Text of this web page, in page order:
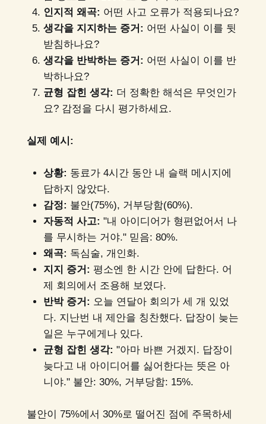
인지적 왜곡: 어떤 사고 오류가 적용되나요?
생각을 지지하는 증거: 어떤 사실이 이를 뒷
받침하나요?
생각을 반박하는 증거: 어떤 사실이 이를 반
박하나요?
균형 잡힌 생각: 더 정확한 해석은 무엇인가
요? 감정을 다시 평가하세요.
실제 예시:
상황: 동료가 4시간 동안 내 슬랙 메시지에
답하지 않았다.
감정: 불안(75%), 거부당함(60%).
자동적 사고: "내 아이디어가 형편없어서 나
를 무시하는 거야." 믿음: 80%.
왜곡: 독심술, 개인화.
지지 증거: 평소엔 한 시간 안에 답한다. 어
제 회의에서 조용해 보였다.
반박 증거: 오늘 연달아 회의가 세 개 있었
다. 지난번 내 제안을 칭찬했다. 답장이 늦는
일은 누구에게나 있다.
균형 잡힌 생각: "아마 바쁜 거겠지. 답장이
늦다고 내 아이디어를 싫어한다는 뜻은 아
니야." 불안: 30%, 거부당함: 15%.
불안이 75%에서 30%로 떨어진 점에 주목하세